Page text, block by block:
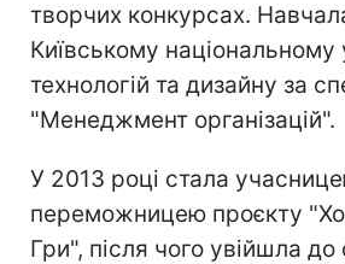
творчих конкурсах.
Київському національному
технологій та дизайну за
"Менеджмент організацій".
У 2013 році стала
переможницею проєкту
Гри", після чого увійшла до